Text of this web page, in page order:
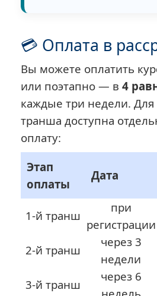
💳 Оплата в
Вы можете оплатить
или поэтапно — в 4
каждые три недели. Для
транша доступна
оплату:
Этап
оплаты
Дата
1-й транш
при
регистрации
2-й транш
через 3
недели
3-й транш
через 6